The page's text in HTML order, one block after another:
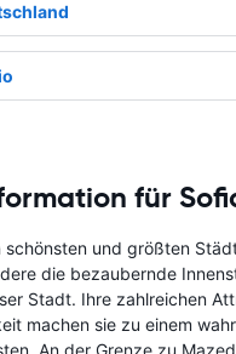
für
schönsten und größten
die bezaubernde
Stadt. Ihre zahlreichen
machen sie zu einem